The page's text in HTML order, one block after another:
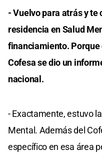
- Vuelvo para atrás y te
residencia en Salud
financiamiento.
Cofesa se dio un
nacional.
- Exactamente, estuvo
Mental. Además del
específico en esa área